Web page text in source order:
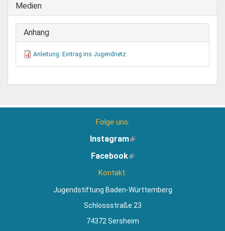
Medien
Anhang
Anleitung: Eintrag ins Jugendnetz
Folge uns:
Instagram(Link
extern)
Facebook(Link
Kontakt:
Jugendstiftung Baden-Württemberg
Schlossstraße 23
74372 Sersheim